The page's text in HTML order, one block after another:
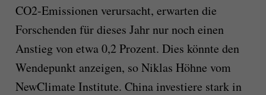
CO2-Emissionen verursacht, erwarten die
Forschenden für dieses Jahr nur noch einen
Anstieg von etwa 0,2 Prozent. Dies könnte den
Wendepunkt anzeigen, so Niklas Höhne vom
NewClimate Institute. China investiere stark in